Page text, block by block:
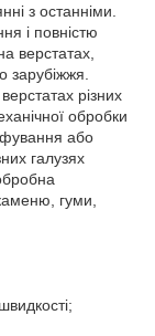
з останніми.
і повністю
верстатах,
зарубіжжя.
різних
обробки
або
галузях
гуми,